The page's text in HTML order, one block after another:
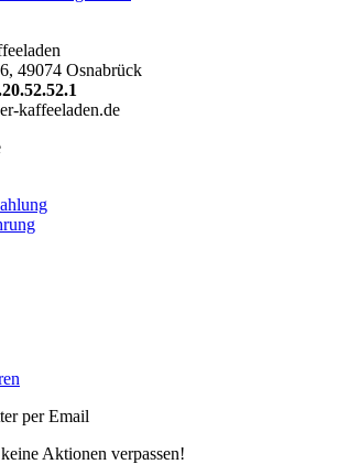
49074 Osnabrück
kaffeeladen.de
per Email
Aktionen verpassen!